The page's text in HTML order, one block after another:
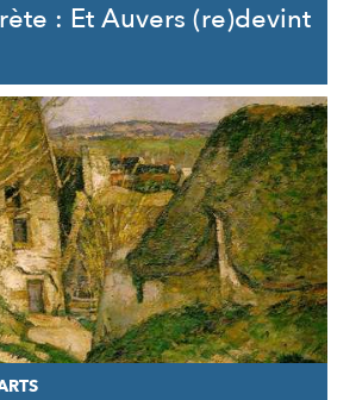
: Et Auvers (re)devint